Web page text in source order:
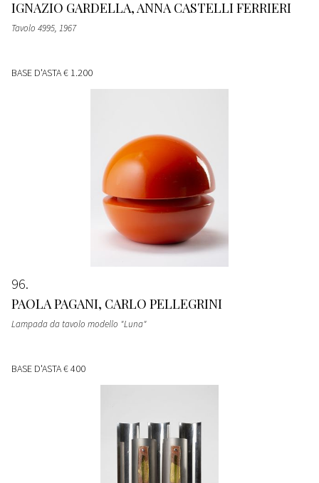
IGNAZIO GARDELLA, ANNA CASTELLI FERRIERI
Tavolo 4995, 1967
BASE D'ASTA€ 1.200
96
PAOLA PAGANI, CARLO PELLEGRINI
Lampada da tavolo modello "Luna"
BASE D'ASTA€ 400